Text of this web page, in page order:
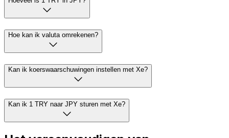
Hoe kan ik valuta omrekenen?
Kan ik koerswaarschuwingen instellen met Xe?
Kan ik 1 TRY naar JPY sturen met Xe?